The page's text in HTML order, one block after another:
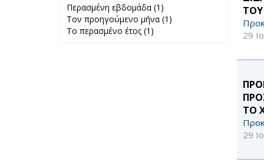
ΤΟΥ
29
ΤΟ
29
Περασμένη εβδομάδα (1)
Περασμένη
Τον προηγούμενο μήνα (1)
Το περασμένο έτος (1)